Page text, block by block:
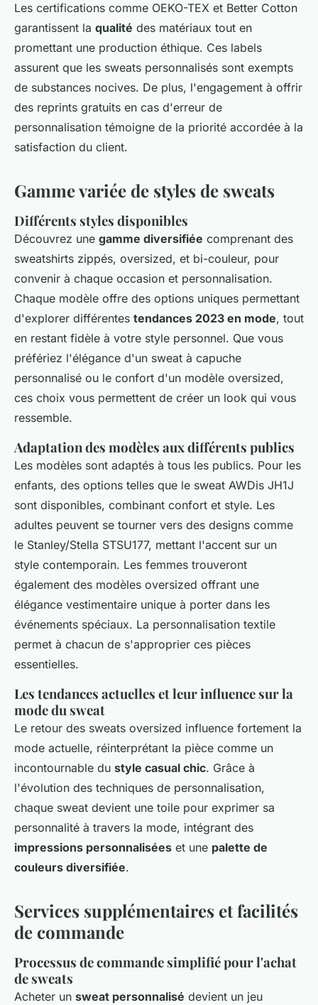
Les certifications comme OEKO-TEX et Better Cotton
garantissent la qualité des matériaux tout en
promettant une production éthique. Ces labels
assurent que les sweats personnalisés sont exempts
de substances nocives. De plus, l'engagement à offrir
des reprints gratuits en cas d'erreur de
personnalisation témoigne de la priorité accordée à la
satisfaction du client.
Gamme variée de styles de sweats
Différents styles disponibles
Découvrez une gamme diversifiée comprenant des
sweatshirts zippés, oversized, et bi-couleur, pour
convenir à chaque occasion et personnalisation.
Chaque modèle offre des options uniques permettant
d'explorer différentes tendances 2023 en mode, tout
en restant fidèle à votre style personnel. Que vous
préfériez l'élégance d'un sweat à capuche
personnalisé ou le confort d'un modèle oversized,
ces choix vous permettent de créer un look qui vous
ressemble.
Adaptation des modèles aux différents publics
Les modèles sont adaptés à tous les publics. Pour les
enfants, des options telles que le sweat AWDis JH1J
sont disponibles, combinant confort et style. Les
adultes peuvent se tourner vers des designs comme
le Stanley/Stella STSU177, mettant l'accent sur un
style contemporain. Les femmes trouveront
également des modèles oversized offrant une
élégance vestimentaire unique à porter dans les
événements spéciaux. La personnalisation textile
permet à chacun de s'approprier ces pièces
essentielles.
Les tendances actuelles et leur influence sur la
mode du sweat
Le retour des sweats oversized influence fortement la
mode actuelle, réinterprétant la pièce comme un
incontournable du style casual chic. Grâce à
l'évolution des techniques de personnalisation,
chaque sweat devient une toile pour exprimer sa
personnalité à travers la mode, intégrant des
impressions personnalisées et une palette de
couleurs diversifiée.
Services supplémentaires et facilités
de commande
Processus de commande simplifié pour l'achat
de sweats
Acheter un sweat personnalisé devient un jeu